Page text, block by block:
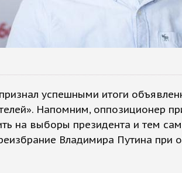
успешными итоги
Напомним, оппозиционер
на выборы президента и тем
Владимира Путина при